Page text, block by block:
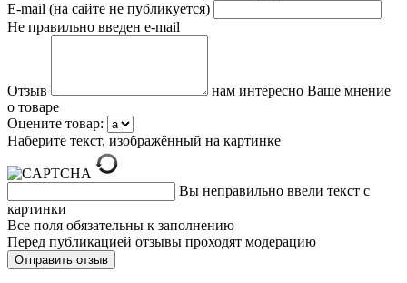
E-mail (на сайте не публикуется)
Не правильно введен e-mail
Отзыв
нам интересно Ваше мнение
о товаре
Оцените товар:
Наберите текст, изображённый на картинке
Вы неправильно ввели текст с
картинки
Все поля обязательны к заполнению
Перед публикацией отзывы проходят модерацию